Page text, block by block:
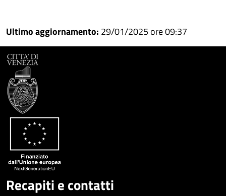
su
Facebook
Condividi
su
Condividi
Ultimo aggiornamento: 29/01/2025 ore 09:37
Recapiti e contatti